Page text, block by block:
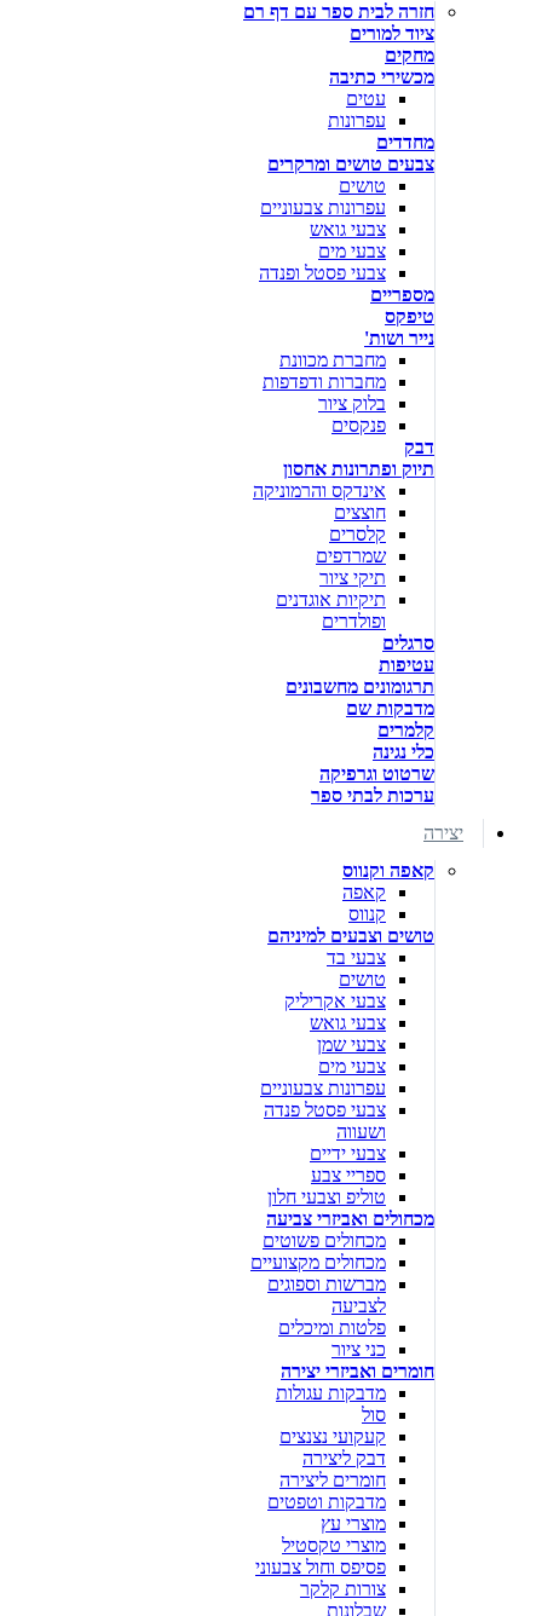
חזרה לבית ספר עם דף רם
ציוד למורים
מחקים
מכשירי כתיבה
עטים
עפרונות
מחדדים
צבעים טושים ומרקרים
טושים
עפרונות צבעוניים
צבעי גואש
צבעי מים
צבעי פסטל ופנדה
מספריים
טיפקס
נייר ושות'
מחברת מכוונת
מחברות ודפדפות
בלוק ציור
פנקסים
דבק
תיוק ופתרונות אחסון
אינדקס והרמוניקה
חוצצים
קלסרים
שמרדפים
תיקי ציור
תיקיות אוגדנים
ופולדרים
סרגלים
עטיפות
תרגומונים מחשבונים
מדבקות שם
קלמרים
כלי נגינה
שרטוט וגרפיקה
ערכות לבתי ספר
יצירה
קאפה וקנווס
קאפה
קנווס
טושים וצבעים למיניהם
צבעי בד
טושים
צבעי אקריליק
צבעי גואש
צבעי שמן
צבעי מים
עפרונות צבעוניים
צבעי פסטל פנדה
ושעווה
צבעי ידיים
ספריי צבע
טוליפ וצבעי חלון
מכחולים ואביזרי צביעה
מכחולים פשוטים
מכחולים מקצועיים
מברשות וספוגים
לצביעה
פלטות ומיכלים
כני ציור
חומרים ואביזרי יצירה
מדבקות עגולות
סול
קעקועי נצנצים
דבק ליצירה
חומרים ליצירה
מדבקות וטפטים
מוצרי עץ
מוצרי טקסטיל
פסיפס וחול צבעוני
צורות קלקר
שבלונות